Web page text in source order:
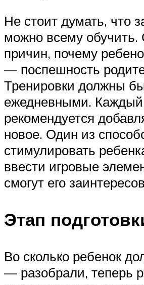
Не стоит думать, что
можно всему обучить.
причин, почему
— поспешность
Тренировки должны
ежедневными. Каждый
рекомендуется
новое. Один из
стимулировать
ввести игровые
смогут его
Этап
Во сколько ребенок
— разобрали, теперь